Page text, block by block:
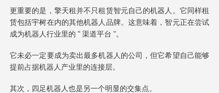
更重要的是，擎天租并不只租赁智元自己的机器人。它同样租
赁包括宇树在内的其他机器人品牌。这意味着，智元正在尝试
成为机器人行业里的 " 渠道平台 "。
它未必一定要成为卖出最多机器人的公司，但它希望自己能够
提前占据机器人产业里的连接层。
其次，四足机器人也是另一个明显的交集点。